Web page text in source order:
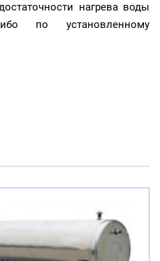
нагрева воды
по установленному